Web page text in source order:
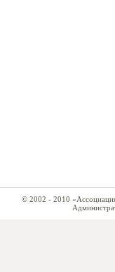
© 2002 - 2010 «Ассоциация